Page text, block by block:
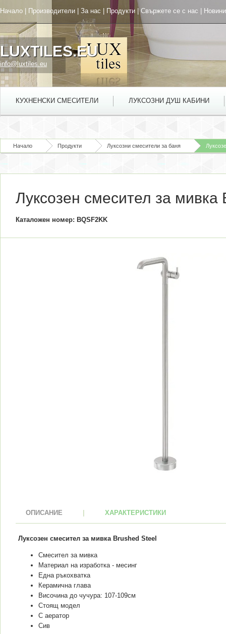
Начало Производители За нас Продукти |Свържете се с нас Новини
LUXTILES.EU
info@luxtiles.eu
КУХНЕНСКИ СМЕСИТЕЛИ ЛУКСОЗНИ ДУШ КАБИНИ
Начало Продукти Луксозни смесители за баня
Луксозен смесител за мивка
Каталожен номер: BQSF2KK
ОПИСАНИЕ ХАРАКТЕРИСТИКИ
Луксозен смесител за мивка Brushed Steel
Смесител за мивка
Материал на изработка - месинг
Една ръкохватка
Керамична глава
Височина до чучура: 107-109см
Стоящ модел
С аератор
Сив